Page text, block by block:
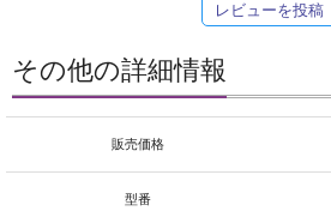
レビューを投稿
その他の詳細情報
販売価格
型番